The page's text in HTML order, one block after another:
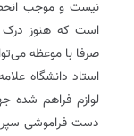
نیست و موجب
است که هنوز درک
صرفا با موعظه
استاد دانشگاه
لوازم فراهم شده
دست فراموشی